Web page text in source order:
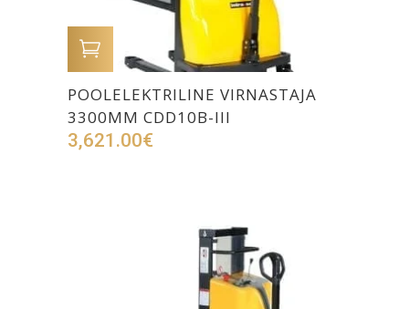
LISA OSTUKORVI
POOLELEKTRILINE VIRNASTAJA
3300MM CDD10B-III
3,621.00€